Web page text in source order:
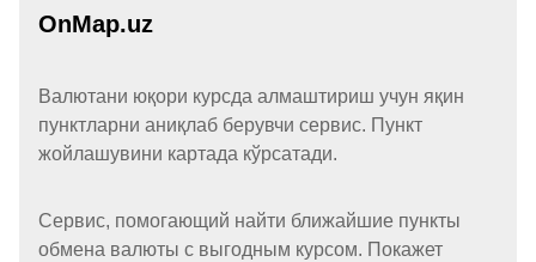
OnMap.uz
Валютани юқори курсда алмаштириш учун яқин
пунктларни аниқлаб берувчи сервис. Пункт
жойлашувини картада кўрсатади.
Сервис, помогающий найти ближайшие пункты
обмена валюты с выгодным курсом. Покажет